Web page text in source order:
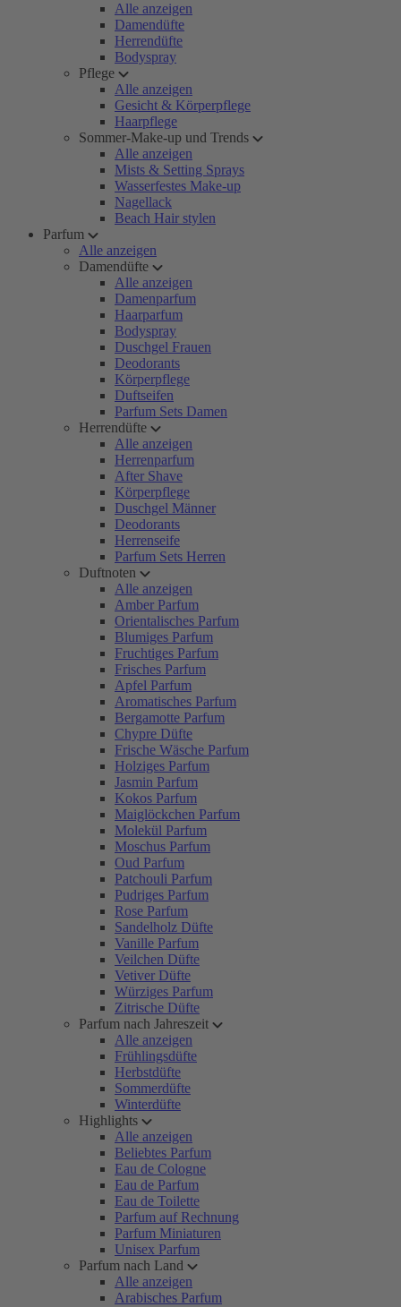
Alle anzeigen
Damendüfte
Herrendüfte
Bodyspray
Pflege
Alle anzeigen
Gesicht & Körperpflege
Haarpflege
Sommer-Make-up und Trends
Alle anzeigen
Mists & Setting Sprays
Wasserfestes Make-up
Nagellack
Beach Hair stylen
Parfum
Alle anzeigen
Damendüfte
Alle anzeigen
Damenparfum
Haarparfum
Bodyspray
Duschgel Frauen
Deodorants
Körperpflege
Duftseifen
Parfum Sets Damen
Herrendüfte
Alle anzeigen
Herrenparfum
After Shave
Körperpflege
Duschgel Männer
Deodorants
Herrenseife
Parfum Sets Herren
Duftnoten
Alle anzeigen
Amber Parfum
Orientalisches Parfum
Blumiges Parfum
Fruchtiges Parfum
Frisches Parfum
Apfel Parfum
Aromatisches Parfum
Bergamotte Parfum
Chypre Düfte
Frische Wäsche Parfum
Holziges Parfum
Jasmin Parfum
Kokos Parfum
Maiglöckchen Parfum
Molekül Parfum
Moschus Parfum
Oud Parfum
Patchouli Parfum
Pudriges Parfum
Rose Parfum
Sandelholz Düfte
Vanille Parfum
Veilchen Düfte
Vetiver Düfte
Würziges Parfum
Zitrische Düfte
Parfum nach Jahreszeit
Alle anzeigen
Frühlingsdüfte
Herbstdüfte
Sommerdüfte
Winterdüfte
Highlights
Alle anzeigen
Beliebtes Parfum
Eau de Cologne
Eau de Parfum
Eau de Toilette
Parfum auf Rechnung
Parfum Miniaturen
Unisex Parfum
Parfum nach Land
Alle anzeigen
Arabisches Parfum